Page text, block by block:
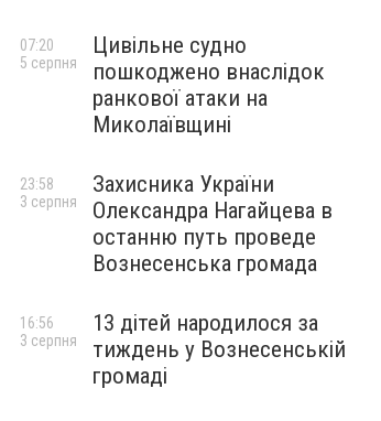
Цивільне судно
пошкоджено внаслідок
ранкової атаки на
Миколаївщині
07:20
5 серпня
Захисника України
Олександра Нагайцева в
останню путь проведе
Вознесенська громада
23:58
3 серпня
13 дітей народилося за
тиждень у Вознесенській
громаді
16:56
3 серпня